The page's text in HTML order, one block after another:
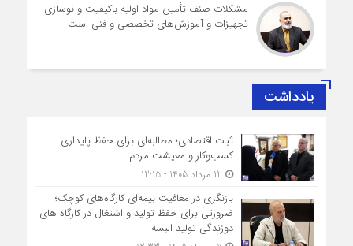
مشکلات صنف تأمین مواد اولیه باکیفیت و نوسازی
تجهیزات و آموزش‌های تخصصی و فنی است
یادداشت
ثبات اقتصادی؛ مطالبه‌ای برای حفظ پایداری
کسب‌وکار و معیشت مردم
بازنگری در معافیت بیمه‌ای کارگاه‌های کوچک؛
ضرورتی برای حفظ تولید و اشتغال در کارگاه های
دوزندگی تولید البسه